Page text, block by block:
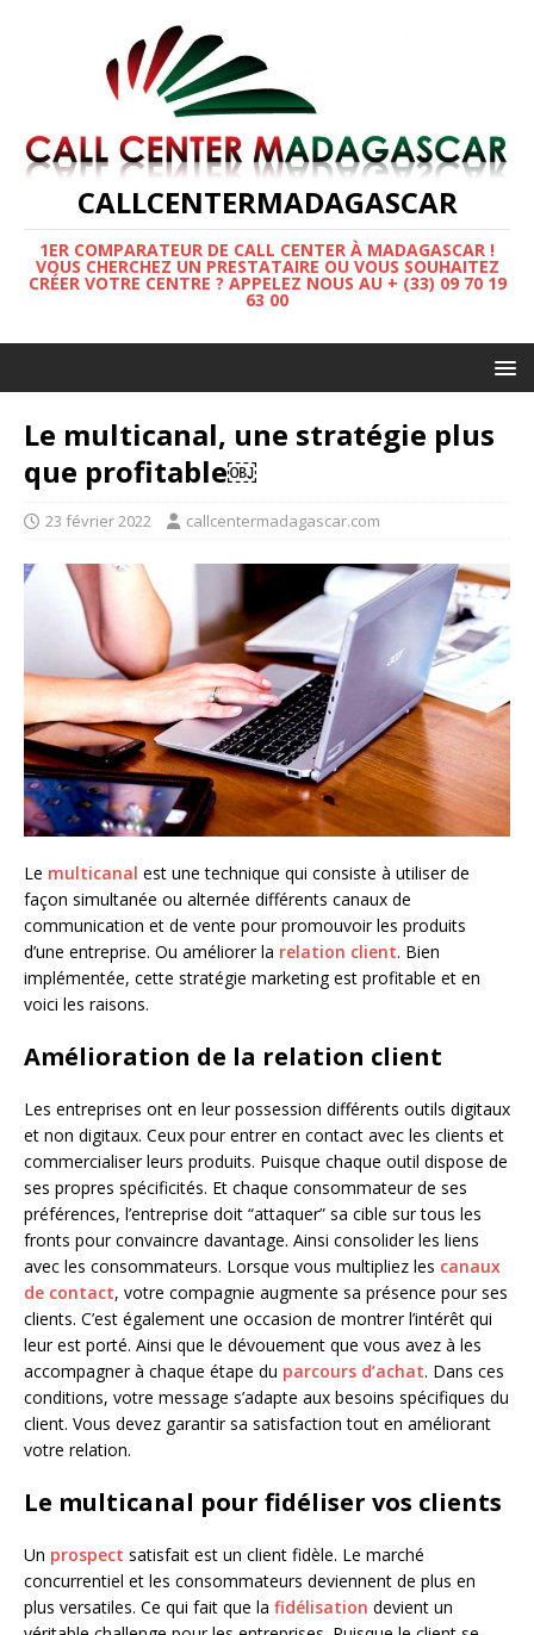
CALLCENTERMADAGASCAR
1ER COMPARATEUR DE CALL CENTER À MADAGASCAR !
VOUS CHERCHEZ UN PRESTATAIRE OU VOUS SOUHAITEZ
CRÉER VOTRE CENTRE ? APPELEZ NOUS AU + (33) 09 70 19
63 00
Le multicanal, une stratégie plus
que profitable￼
23 février 2022 callcentermadagascar.com
Le multicanal est une technique qui consiste à utiliser de
façon simultanée ou alternée différents canaux de
communication et de vente pour promouvoir les produits
d’une entreprise. Ou améliorer la relation client. Bien
implémentée, cette stratégie marketing est profitable et en
voici les raisons.
Amélioration de la relation client
Les entreprises ont en leur possession différents outils digitaux
et non digitaux. Ceux pour entrer en contact avec les clients et
commercialiser leurs produits. Puisque chaque outil dispose de
ses propres spécificités. Et chaque consommateur de ses
préférences, l’entreprise doit “attaquer” sa cible sur tous les
fronts pour convaincre davantage. Ainsi consolider les liens
avec les consommateurs. Lorsque vous multipliez les canaux
de contact, votre compagnie augmente sa présence pour ses
clients. C’est également une occasion de montrer l’intérêt qui
leur est porté. Ainsi que le dévouement que vous avez à les
accompagner à chaque étape du parcours d’achat. Dans ces
conditions, votre message s’adapte aux besoins spécifiques du
client. Vous devez garantir sa satisfaction tout en améliorant
votre relation.
Le multicanal pour fidéliser vos clients
Un prospect satisfait est un client fidèle. Le marché
concurrentiel et les consommateurs deviennent de plus en
plus versatiles. Ce qui fait que la fidélisation devient un